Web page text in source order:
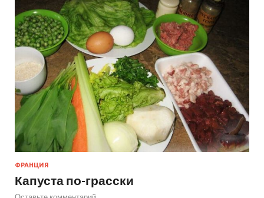
ФРАНЦИЯ
Капуста по-грасски